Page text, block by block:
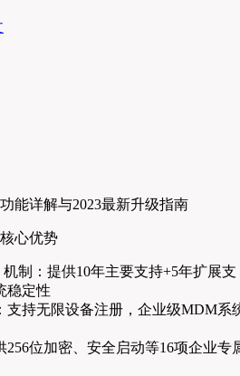
能详解与2023最新升级指南
心优势
制：提供10年主要支持+5年扩展支
稳定性
支持无限设备注册，企业级MDM系
256位加密、安全启动等16项企业专